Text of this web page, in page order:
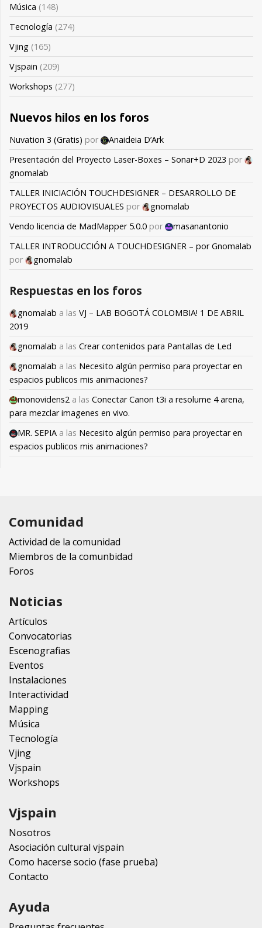
Música (148)
Tecnología (274)
Vjing (165)
Vjspain (209)
Workshops (277)
Nuevos hilos en los foros
Nuvation 3 (Gratis) por
Anaideia D’Ark
Presentación del Proyecto Laser-Boxes – Sonar+D 2023 por
gnomalab
TALLER INICIACIÓN TOUCHDESIGNER – DESARROLLO DE
PROYECTOS AUDIOVISUALES por
gnomalab
Vendo licencia de MadMapper 5.0.0 por
masanantonio
TALLER INTRODUCCIÓN A TOUCHDESIGNER – por Gnomalab
por
gnomalab
Respuestas en los foros
gnomalab a las VJ – LAB BOGOTÁ COLOMBIA! 1 DE ABRIL
2019
gnomalab a las Crear contenidos para Pantallas de Led
gnomalab a las Necesito algún permiso para proyectar en
espacios publicos mis animaciones?
monovidens2 a las Conectar Canon t3i a resolume 4 arena,
para mezclar imagenes en vivo.
MR. SEPIA a las Necesito algún permiso para proyectar en
espacios publicos mis animaciones?
Comunidad
Actividad de la comunidad
Miembros de la comunbidad
Foros
Noticias
Artículos
Convocatorias
Escenografias
Eventos
Instalaciones
Interactividad
Mapping
Música
Tecnología
Vjing
Vjspain
Workshops
Vjspain
Nosotros
Asociación cultural vjspain
Como hacerse socio (fase prueba)
Contacto
Ayuda